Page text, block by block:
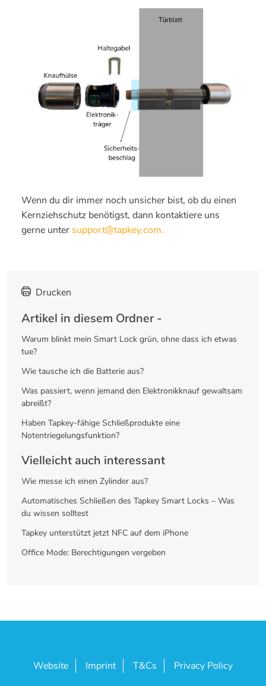
Wenn du dir immer noch unsicher bist, ob du einen
Kernziehschutz benötigst, dann kontaktiere uns
gerne unter support@tapkey.com.
Drucken
Artikel in diesem Ordner -
Warum blinkt mein Smart Lock grün, ohne dass ich etwas
tue?
Wie tausche ich die Batterie aus?
Was passiert, wenn jemand den Elektronikknauf gewaltsam
abreißt?
Haben Tapkey-fähige Schließprodukte eine
Notentriegelungsfunktion?
Vielleicht auch interessant
Wie messe ich einen Zylinder aus?
Automatisches Schließen des Tapkey Smart Locks – Was
du wissen solltest
Tapkey unterstützt jetzt NFC auf dem iPhone
Office Mode: Berechtigungen vergeben
Website Imprint T&Cs Privacy Policy